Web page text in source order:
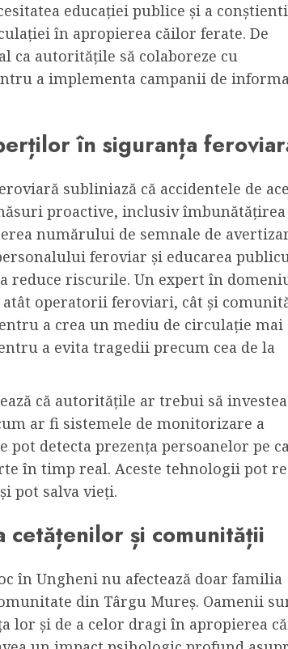
educației publice și a
în apropierea căilor ferate. De
ca autoritățile să colaboreze cu
a implementa campanii de
în siguranța
subliniază că accidentele de
proactive, inclusiv îmbunătățirea
numărului de semnale de
feroviar și educarea
reduce riscurile. Un expert în
atât operatorii feroviari, cât și
a crea un mediu de circulație mai
a evita tragedii precum cea de la
că autoritățile ar trebui să
ar fi sistemele de monitorizare a
detecta prezența persoanelor pe
în timp real. Aceste tehnologii pot
pot salva vieți.
cetățenilor și comunității
în Ungheni nu afectează doar familia
din Târgu Mureș. Oamenii
lor și de a celor dragi în apropierea